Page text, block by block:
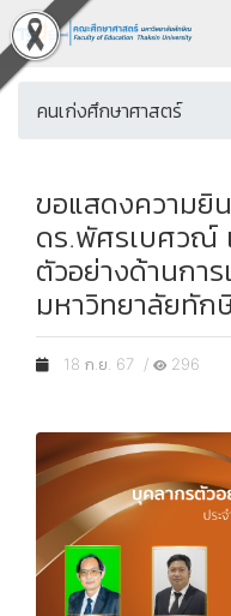
คนเก่งศึกษาศาสตร์
ขอแสดงความยิ
ดร.พัศรเบศวณ์
ตัวอย่างด้านกา
มหาวิทยาลัยทั
18 ก.ย. 67 / 296